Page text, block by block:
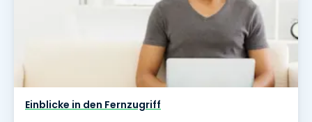
Einblicke in den Fernzugriff